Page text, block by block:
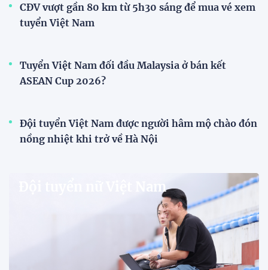
CĐV vượt gần 80 km từ 5h30 sáng để mua vé xem
tuyển Việt Nam
Tuyển Việt Nam đối đầu Malaysia ở bán kết
ASEAN Cup 2026?
Đội tuyển Việt Nam được người hâm mộ chào đón
nồng nhiệt khi trở về Hà Nội
Đội tuyển nữ Việt Nam